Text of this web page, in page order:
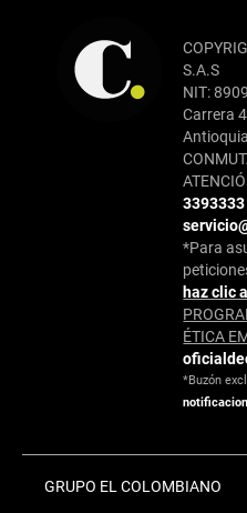
S.A.S
NIT:
Carrera
3393333
*Para
haz clic
ÉTICA
*Buzón
GRUPO EL COLOMBIANO